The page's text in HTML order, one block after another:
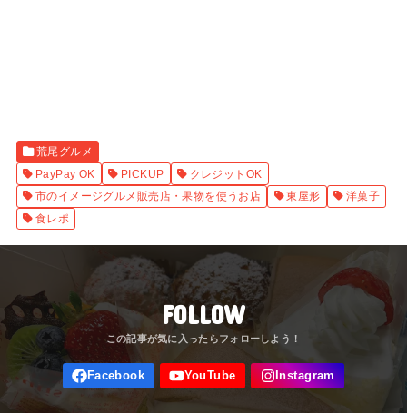
荒尾グルメ
PayPay OK
PICKUP
クレジットOK
市のイメージグルメ販売店・果物を使うお店
東屋形
洋菓子
食レポ
FOLLOW